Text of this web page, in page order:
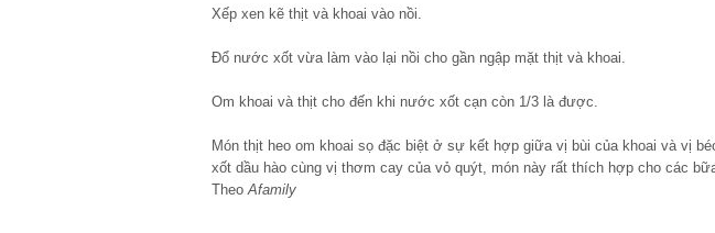
Xếp xen kẽ thịt và khoai vào nồi.
Đổ nước xốt vừa làm vào lại nồi cho gần ngập mặt thịt và khoai.
Om khoai và thịt cho đến khi nước xốt cạn còn 1/3 là được.
Món thịt heo om khoai sọ đặc biệt ở sự kết hợp giữa vị bùi của khoai và vị
xốt dầu hào cùng vị thơm cay của vỏ quýt, món này rất thích hợp cho các
Theo Afamily